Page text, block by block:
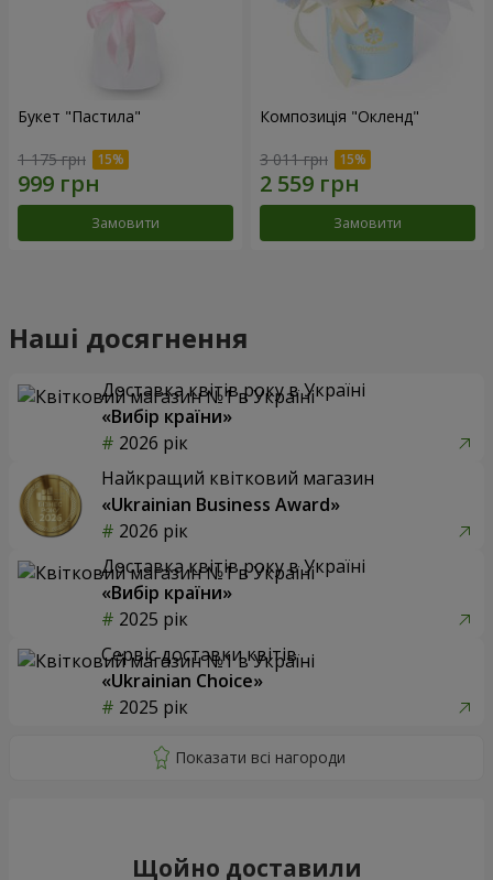
Букет "Пастила"
1 175 грн
Замовити
Композиція "Окленд"
3 011 грн
Замовити
Наші досягнення
Доставка квітів року в Україні
«Вибір країни»
2026 рік
Найкращий квітковий магазин
«Ukrainian Business Award»
2026 рік
Доставка квітів року в Україні
«Вибір країни»
2025 рік
Сервіс доставки квітів
«Ukrainian Choice»
2025 рік
Щойно доставили